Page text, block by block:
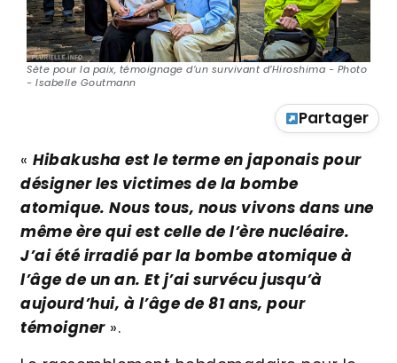
Sète pour la paix, témoignage d’un survivant d’Hiroshima - Photo
- Isabelle Goutmann
Partager
« Hibakusha est le terme en japonais pour
désigner les victimes de la bombe
atomique. Nous tous, nous vivons dans une
même ère qui est celle de l’ère nucléaire.
J’ai été irradié par la bombe atomique à
l’âge de un an. Et j’ai survécu jusqu’à
aujourd’hui, à l’âge de 81 ans, pour
témoigner ».